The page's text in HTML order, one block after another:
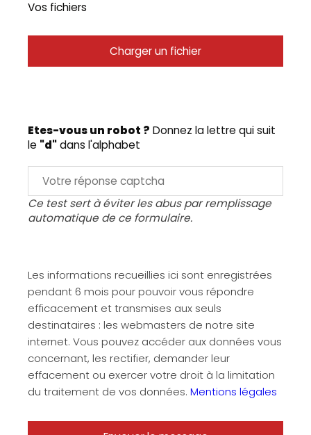
Vos fichiers
Charger un fichier
Etes-vous un robot ? Donnez la lettre qui suit
le "d"dans l'alphabet
Ce test sert à éviter les abus par remplissage
automatique de ce formulaire.
Les informations recueillies ici sont enregistrées
pendant 6 mois pour pouvoir vous répondre
efficacement et transmises aux seuls
destinataires : les webmasters de notre site
internet. Vous pouvez accéder aux données vous
concernant, les rectifier, demander leur
effacement ou exercer votre droit à la limitation
du traitement de vos données. Mentions légales